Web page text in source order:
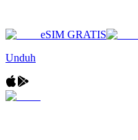
eSIM GRATIS
Unduh